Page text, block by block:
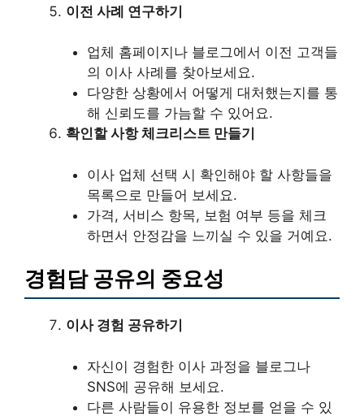
이전 사례 연구하기
업체 홈페이지나 블로그에서 이전 고객들
의 이사 사례를 찾아보세요.
다양한 상황에서 어떻게 대처했는지를 통
해 신뢰도를 가늠할 수 있어요.
확인할 사항 체크리스트 만들기
이사 업체 선택 시 확인해야 할 사항들을
목록으로 만들어 보세요.
가격, 서비스 항목, 보험 여부 등을 체크
하면서 안정감을 느끼실 수 있을 거예요.
경험담 공유의 중요성
이사 경험 공유하기
자신이 경험한 이사 과정을 블로그나
SNS에 공유해 보세요.
다른 사람들이 유용한 정보를 얻을 수 있